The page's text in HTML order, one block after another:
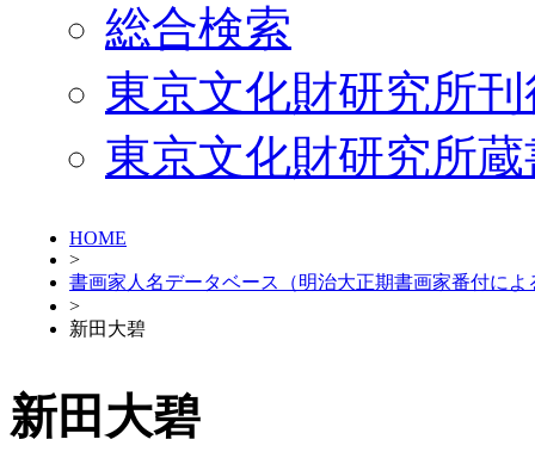
総合検索
東京文化財研究所
東京文化財研究所
HOME
>
書画家人名データベース（明治大正期書画家番付によ
>
新田大碧
新田大碧